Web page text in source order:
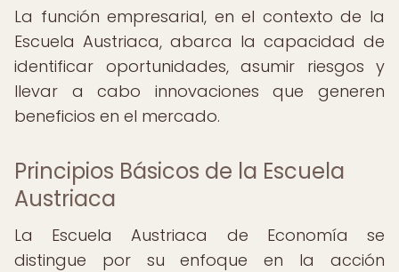
La función empresarial, en el contexto de la
Escuela Austriaca, abarca la capacidad de
identificar oportunidades, asumir riesgos y
llevar a cabo innovaciones que generen
beneficios en el mercado.
Principios Básicos de la Escuela
Austriaca
La Escuela Austriaca de Economía se
distingue por su enfoque en la acción